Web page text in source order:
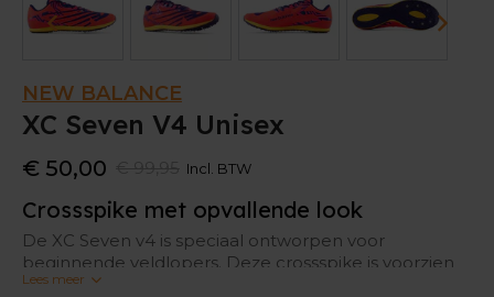
NEW BALANCE
XC Seven V4 Unisex
€ 50,00 Incl. BTW
Crossspike met opvallende look
De XC Seven v4 is speciaal ontworpen voor
beginnende veldlopers. Deze crossspike is voorzien
van REVlite tussenzooldemping voor een
Lees meer